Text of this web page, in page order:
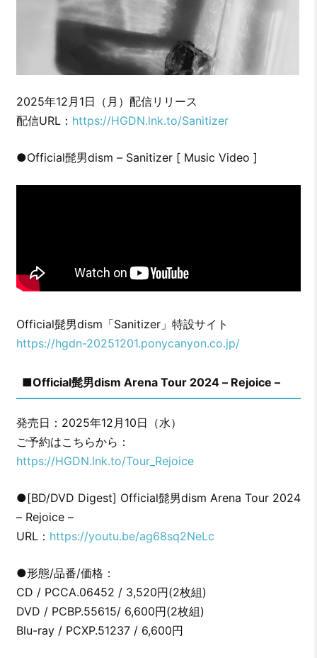
2025年12月1日（月）配信リリース
配信URL： https://HGDN.lnk.to/Sanitizer
●Official髭男dism – Sanitizer [ Music Video ]
Official髭男dism「Sanitizer」特設サイト
https://hgdn-20251201.ponycanyon.co.jp/
■Official髭男dism Arena Tour 2024 – Rejoice –
発売日：2025年12月10日（水）
ご予約はこちらから：
https://HGDN.lnk.to/Tour_Rejoice
●[BD/DVD Digest] Official髭男dism Arena Tour 2024
– Rejoice –
URL： https://youtu.be/ag68sq2NeLc
●形態/品番/価格：
CD / PCCA.06452 / 3,520円(2枚組)
DVD / PCBP.55615/ 6,600円(2枚組)
Blu-ray / PCXP.51237 / 6,600円